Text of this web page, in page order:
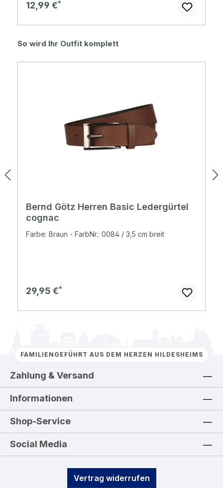
Regulärer Preis:
12,99 €
Produktgalerie überspringen
So wird Ihr Outfit komplett
Bernd Götz Herren Basic Ledergürtel
cognac
Farbe: Braun - FarbNr.: 0084 / 3,5 cm breit
Regulärer Preis:
29,95 €
FAMILIENGEFÜHRT AUS DEM HERZEN HILDESHEIMS
Zahlung & Versand
Informationen
Shop-Service
Social Media
Vertrag widerrufen